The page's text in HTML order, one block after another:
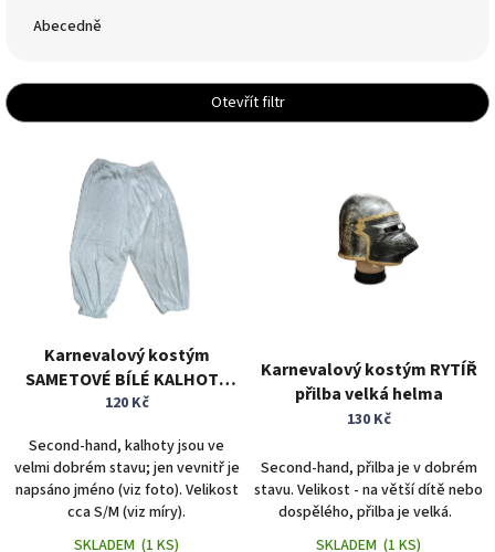
p
r
Abecedně
Otevřít filtr
Karnevalový kostým
SAMETOVÉ BÍLÉ KALHOTY
pumpky vel. S/M
120 Kč
Second-hand, kalhoty jsou ve
velmi dobrém stavu; jen vevnitř je
napsáno jméno (viz foto). Velikost
cca S/M (viz míry).
SKLADEM (1 KS)
Karnevalový kostým RYTÍŘ
přilba velká helma
130 Kč
Second-hand, přilba je v dobrém
stavu. Velikost - na větší dítě nebo
dospělého, přilba je velká.
SKLADEM (1 KS)